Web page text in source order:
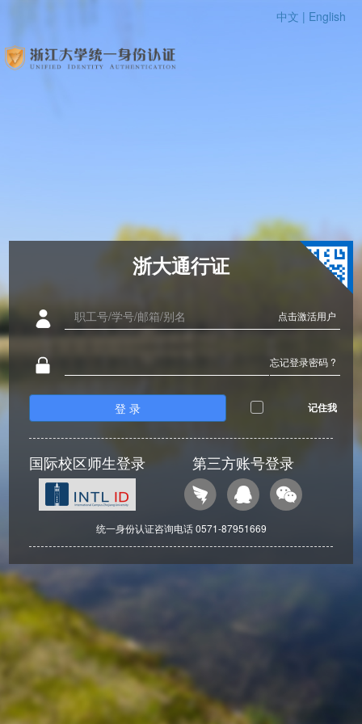
中文 | English
浙大通行证
点击激活用户
忘记登录密码 ?
登 录 记住我
国际校区师生登录 第三方账号登录
统一身份认证咨询电话 0571-87951669